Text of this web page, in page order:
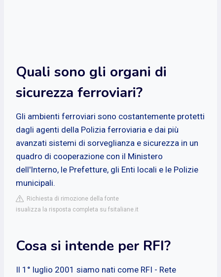
Quali sono gli organi di
sicurezza ferroviari?
Gli ambienti ferroviari sono costantemente protetti
dagli agenti della Polizia ferroviaria e dai più
avanzati sistemi di sorveglianza e sicurezza in un
quadro di cooperazione con il Ministero
dell'Interno, le Prefetture, gli Enti locali e le Polizie
municipali.
Richiesta di rimozione della fonte
isualizza la risposta completa su fsitaliane.it
Cosa si intende per RFI?
Il 1° luglio 2001 siamo nati come RFI - Rete